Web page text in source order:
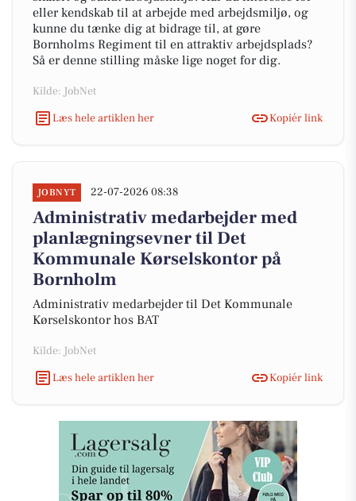
eller kendskab til at arbejde med arbejdsmiljø, og
kunne du tænke dig at bidrage til, at gøre
Bornholms Regiment til en attraktiv arbejdsplads?
Så er denne stilling måske lige noget for dig.
Kilde: JobNet
Læs hele artiklen her
Kopiér link
JOBNYT 22-07-2026 08:38
Administrativ medarbejder med
planlægningsevner til Det
Kommunale Kørselskontor på
Bornholm
Administrativ medarbejder til Det Kommunale
Kørselskontor hos BAT
Kilde: JobNet
Læs hele artiklen her
Kopiér link